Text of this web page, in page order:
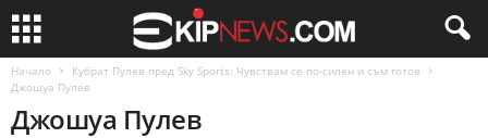
Начало
Кубрат Пулев пред Sky Sports: Чувствам се по-силен и съм готов
Джошуа Пулев
Джошуа Пулев